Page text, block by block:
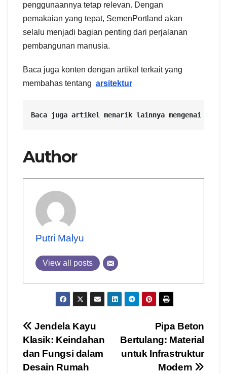
penggunaannya tetap relevan. Dengan
pemakaian yang tepat, SemenPortland akan
selalu menjadi bagian penting dari perjalanan
pembangunan manusia.
Baca juga konten dengan artikel terkait yang
membahas tentang arsitektur
Baca juga artikel menarik lainnya mengenai
Author
Putri Malyu
View all posts
Post
navigation
Pipa Beton
Bertulang: Material
untuk Infrastruktur
Modern
Jendela Kayu
Klasik: Keindahan
dan Fungsi dalam
Desain Rumah